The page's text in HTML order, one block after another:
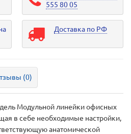
555 80 05
Доставка по РФ
(0)
Модульной линейки офисных
в себе необходимые настройки,
анатомической